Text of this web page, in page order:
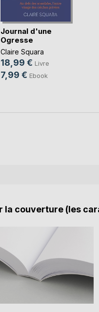
Journal d'une
Ogresse
Claire Squara
18,99 € Livre
7,99 € Ebook
la couverture (les